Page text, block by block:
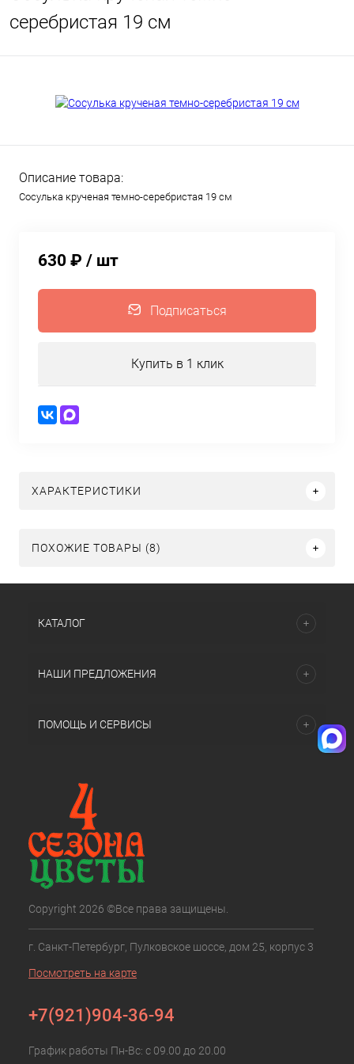
серебристая 19 см
Описание товара:
Сосулька крученая темно-серебристая 19 см
630 ₽ / шт
Подписаться
Купить в 1 клик
ХАРАКТЕРИСТИКИ
ПОХОЖИЕ ТОВАРЫ (8)
КАТАЛОГ
НАШИ ПРЕДЛОЖЕНИЯ
ПОМОЩЬ И СЕРВИСЫ
Copyright 2026 ©Все права защищены.
г. Санкт-Петербург, Пулковское шоссе, дом 25, корпус 3
Посмотреть на карте
+7(921)904-36-94
График работы Пн-Вс: с 09.00 до 20.00